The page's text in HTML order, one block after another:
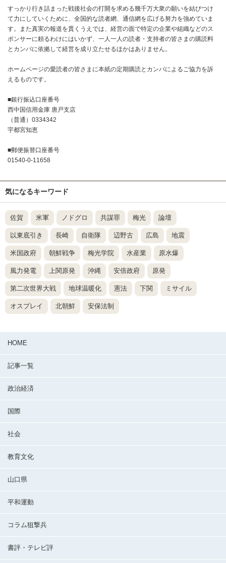
すっかり行き詰まった戦後社会の打開を求める幾千万大衆の願いを結びつけ
て力にしていくために、全国的な読者網、通信網を広げる努力を強めていま
す。また真実の報道を貫くうえでは、経営の面で特定の企業や組織などのス
ポンサーに頼るわけにはいかず、一人一人の読者・支持者の皆さまの購読料
とカンパに依拠して経営を成り立たせるほかはありません。
ホームページの愛読者の皆さまに本紙の定期購読とカンパによるご協力を訴
えるものです。
■銀行振込口座番号
西中国信用金庫 唐戸支店
（普通）0334342
宇都宮知恵
■郵便振替口座番号
01540-0-11658
気になるキーワード
佐賀 米軍 ノドグロ 共謀罪 梅光 論壇
以東底引き 長崎 自衛隊 辺野古 広島 地震
米国政府 朝鮮戦争 梅光学院 水産業 原水爆
風力発電 上関原発 沖縄 安倍政府 原発
第二次世界大戦 地球温暖化 憲法 下関 ミサイル
オスプレイ 北朝鮮 安保法制
HOME
記事一覧
政治経済
国際
社会
教育文化
山口県
平和運動
コラム狙撃兵
書評・テレビ評